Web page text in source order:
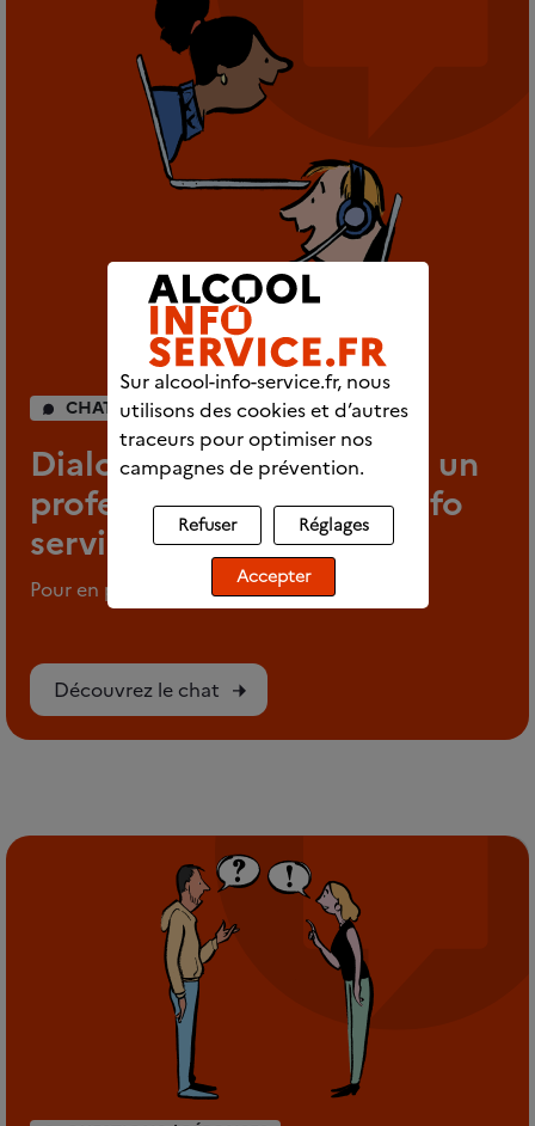
CHAT INDIVIDUEL
Dialoguez en direct avec un
professionnel d’Alcool info
service
Pour en parler en tout anonymat
Découvrez le chat
Sur alcool-info-service.fr, nous
utilisons des cookies et d’autres
traceurs pour optimiser nos
campagnes de prévention.
Refuser Réglages
Accepter